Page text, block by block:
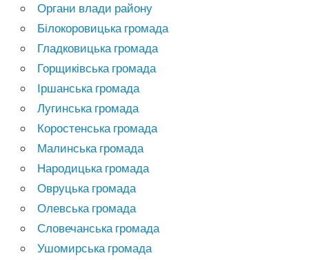
Органи влади району
Білокоровицька громада
Гладковицька громада
Горщиківська громада
Іршанська громада
Лугинська громада
Коростенська громада
Малинська громада
Народицька громада
Овруцька громада
Олевська громада
Словечанська громада
Ушомирська громада